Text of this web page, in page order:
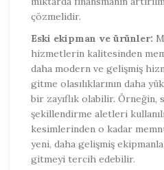
çözmelidir.
Eski ekipman ve ürünler:
hizmetlerin kalitesinden
daha modern ve gelişmiş
gitme olasılıklarının daha
bir zayıflık olabilir. Örneğin,
şekillendirme aletleri
kesimlerinden o kadar
yeni, daha gelişmiş
gitmeyi tercih edebilir.